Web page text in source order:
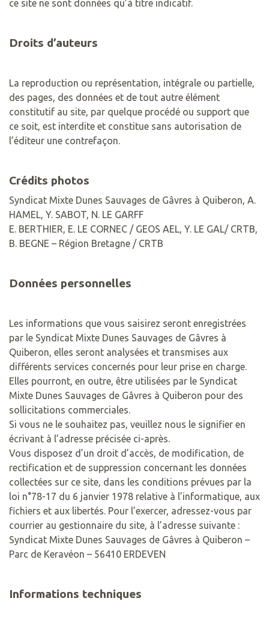
ce site ne sont données qu’à titre indicatif.
Droits d’auteurs
La reproduction ou représentation, intégrale ou partielle,
des pages, des données et de tout autre élément
constitutif au site, par quelque procédé ou support que
ce soit, est interdite et constitue sans autorisation de
l’éditeur une contrefaçon.
Crédits photos
Syndicat Mixte Dunes Sauvages de Gâvres à Quiberon, A.
HAMEL, Y. SABOT, N. LE GARFF
E. BERTHIER, E. LE CORNEC / GEOS AEL, Y. LE GAL/ CRTB,
B. BEGNE – Région Bretagne / CRTB
Données personnelles
Les informations que vous saisirez seront enregistrées
par le Syndicat Mixte Dunes Sauvages de Gâvres à
Quiberon, elles seront analysées et transmises aux
différents services concernés pour leur prise en charge.
Elles pourront, en outre, être utilisées par le Syndicat
Mixte Dunes Sauvages de Gâvres à Quiberon pour des
sollicitations commerciales.
Si vous ne le souhaitez pas, veuillez nous le signifier en
écrivant à l’adresse précisée ci-après.
Vous disposez d’un droit d’accès, de modification, de
rectification et de suppression concernant les données
collectées sur ce site, dans les conditions prévues par la
loi n°78-17 du 6 janvier 1978 relative à l’informatique, aux
fichiers et aux libertés. Pour l’exercer, adressez-vous par
courrier au gestionnaire du site, à l’adresse suivante :
Syndicat Mixte Dunes Sauvages de Gâvres à Quiberon –
Parc de Keravéon – 56410 ERDEVEN
Informations techniques